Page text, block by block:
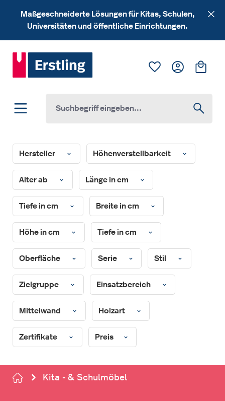
Zum Hauptinhalt springen
Maßgeschneiderte Lösungen für Kitas, Schulen,
Universitäten und öffentliche Einrichtungen.
Du hast 0
Hersteller Höhenverstellbarkeit
Alter ab Länge in cm
Tiefe in cm Breite in cm
Höhe in cm Tiefe in cm
Oberfläche Serie Stil
Zielgruppe Einsatzbereich
Mittelwand Holzart
Zertifikate Preis
Kita - & Schulmöbel